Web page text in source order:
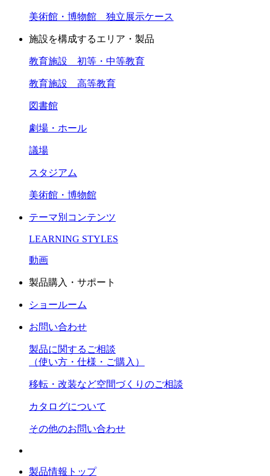
美術館・博物館 独立展示ケース
施設を構成するエリア・製品
教育施設 初等・中等教育
教育施設 高等教育
図書館
劇場・ホール
議場
スタジアム
美術館・博物館
テーマ別コンテンツ
LEARNING STYLES
動画
製品購入・サポート
ショールーム
お問い合わせ
製品に関するご相談
（使い方・仕様・ご購入）
移転・改装など空間づくりのご相談
カタログについて
その他のお問い合わせ
製品情報トップ